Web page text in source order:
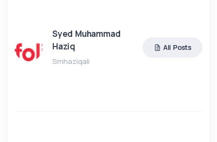
Syed Muhammad
Haziq
Smhaziqali
All Posts